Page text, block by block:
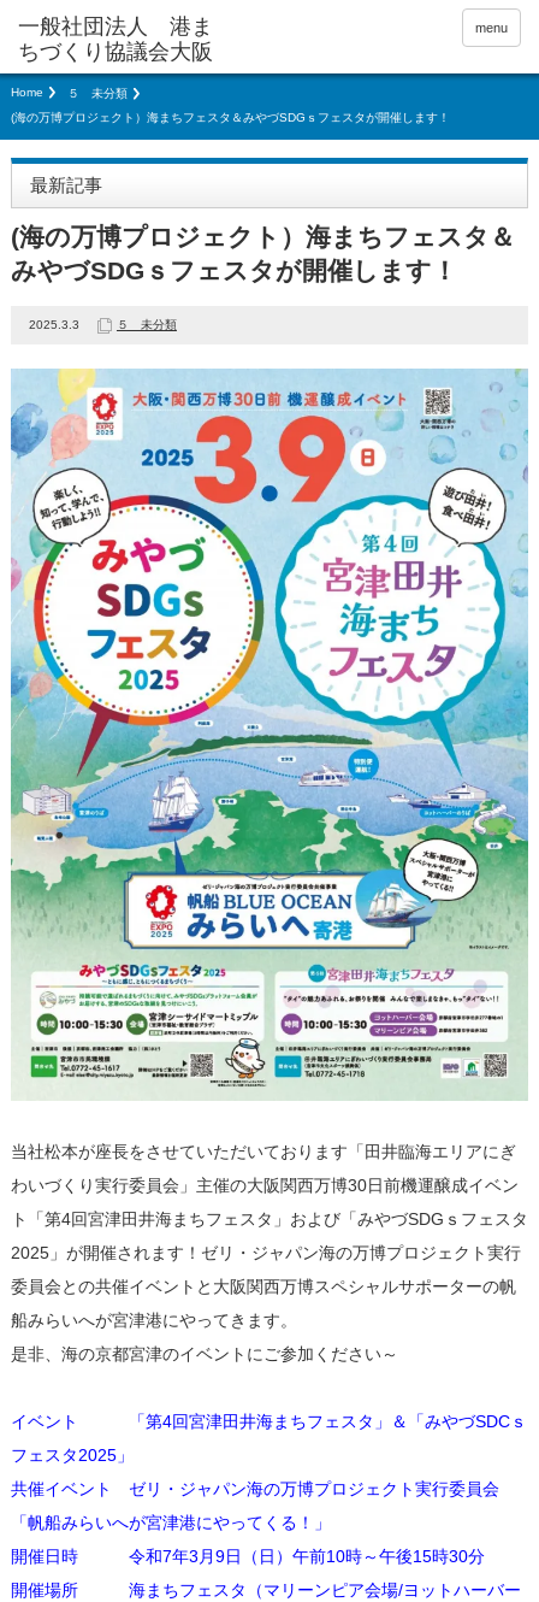
menu
Home
５ 未分類
(海の万博プロジェクト）海まちフェスタ＆みやづSDGｓフェスタが開催します！
最新記事
(海の万博プロジェクト）海まちフェスタ＆
みやづSDGｓフェスタが開催します！
2025.3.3 ５ 未分類
当社松本が座長をさせていただいております「田井臨海エリアにぎ
わいづくり実行委員会」主催の大阪関西万博30日前機運醸成イベン
ト「第4回宮津田井海まちフェスタ」および「みやづSDGｓフェスタ
2025」が開催されます！ゼリ・ジャパン海の万博プロジェクト実行
委員会との共催イベントと大阪関西万博スペシャルサポーターの帆
船みらいへが宮津港にやってきます。
是非、海の京都宮津のイベントにご参加ください～
イベント 「第4回宮津田井海まちフェスタ」＆「みやづSDCｓ
フェスタ2025」
共催イベント ゼリ・ジャパン海の万博プロジェクト実行委員会
「帆船みらいへが宮津港にやってくる！」
開催日時 令和7年3月9日（日）午前10時～午後15時30分
開催場所 海まちフェスタ（マリーンピア会場/ヨットハーバー